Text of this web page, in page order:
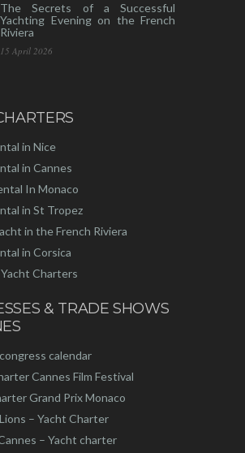
The Secrets of a Successful
Yachting Evening on the French
Riviera
15 April 2026
in Nice
in Cannes
In Monaco
in St Tropez
in the French Riviera
in Corsica
Charters
& TRADE SHOWS
calendar
Cannes Film Festival
Grand Prix Monaco
– Yacht Charter
– Yacht charter